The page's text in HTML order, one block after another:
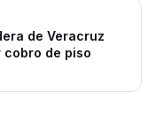
de Veracruz
de piso